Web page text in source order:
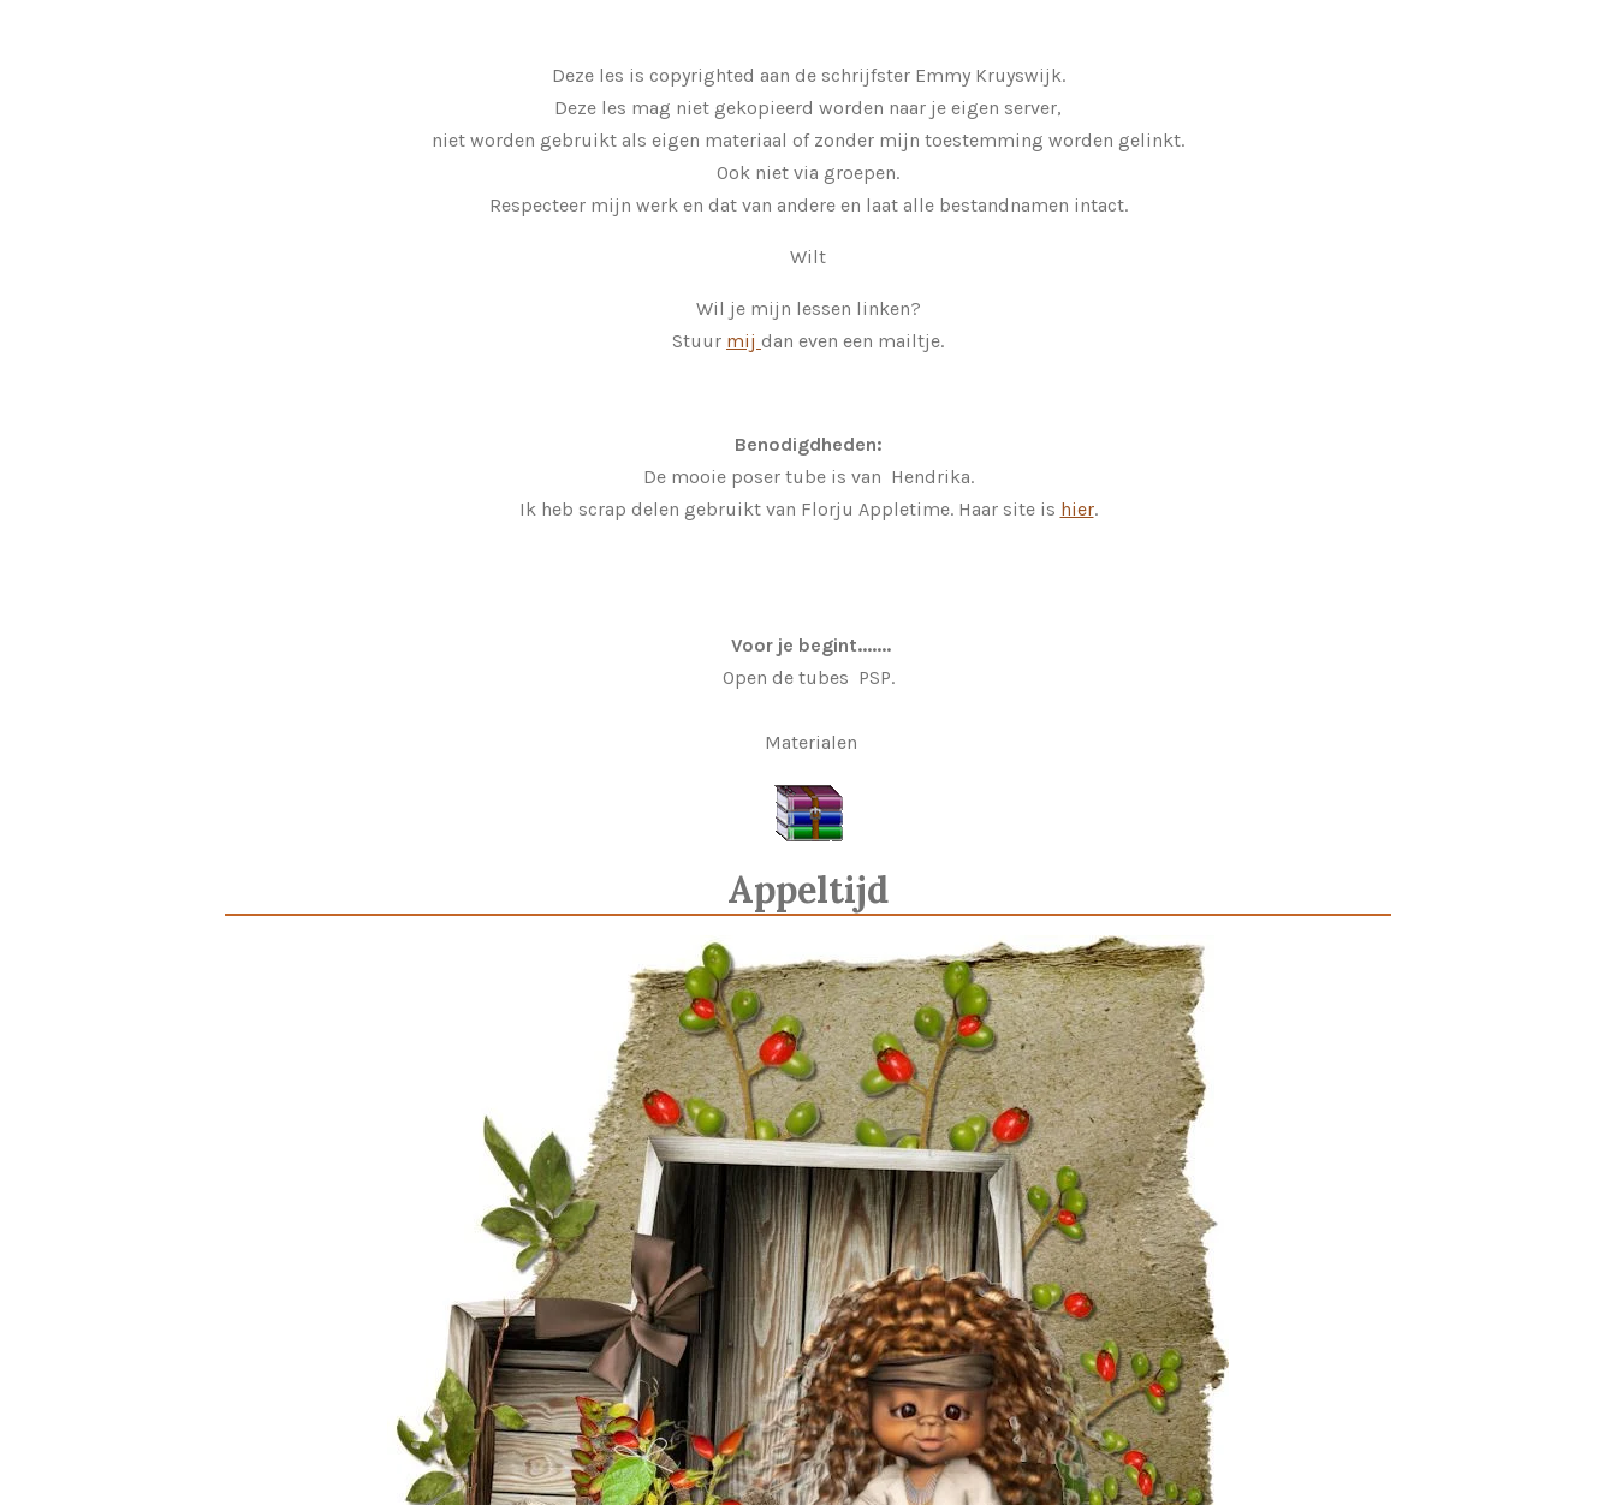
Deze les is copyrighted aan de schrijfster Emmy Kruyswijk.
Deze les mag niet gekopieerd worden naar je eigen server,
niet worden gebruikt als eigen materiaal of zonder mijn toestemming worden gelinkt.
Ook niet via groepen.
Respecteer mijn werk en dat van andere en laat alle bestandnamen intact.
Wilt
Wil je mijn lessen linken?
Stuur mij dan even een mailtje.
Benodigdheden:
De mooie poser tube is van Hendrika.
Ik heb scrap delen gebruikt van Florju Appletime. Haar site is hier.
Voor je begint.......
Open de tubes PSP.
Materialen
Appeltijd